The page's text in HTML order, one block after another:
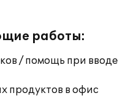
работы:
/ помощь при вводе
продуктов в офис